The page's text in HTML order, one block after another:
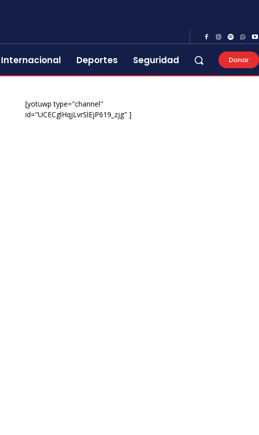
Internacional Deportes Seguridad Donar
[yotuwp type="channel"
id="UCECglHqjLvrSlEjP619_zjg" ]